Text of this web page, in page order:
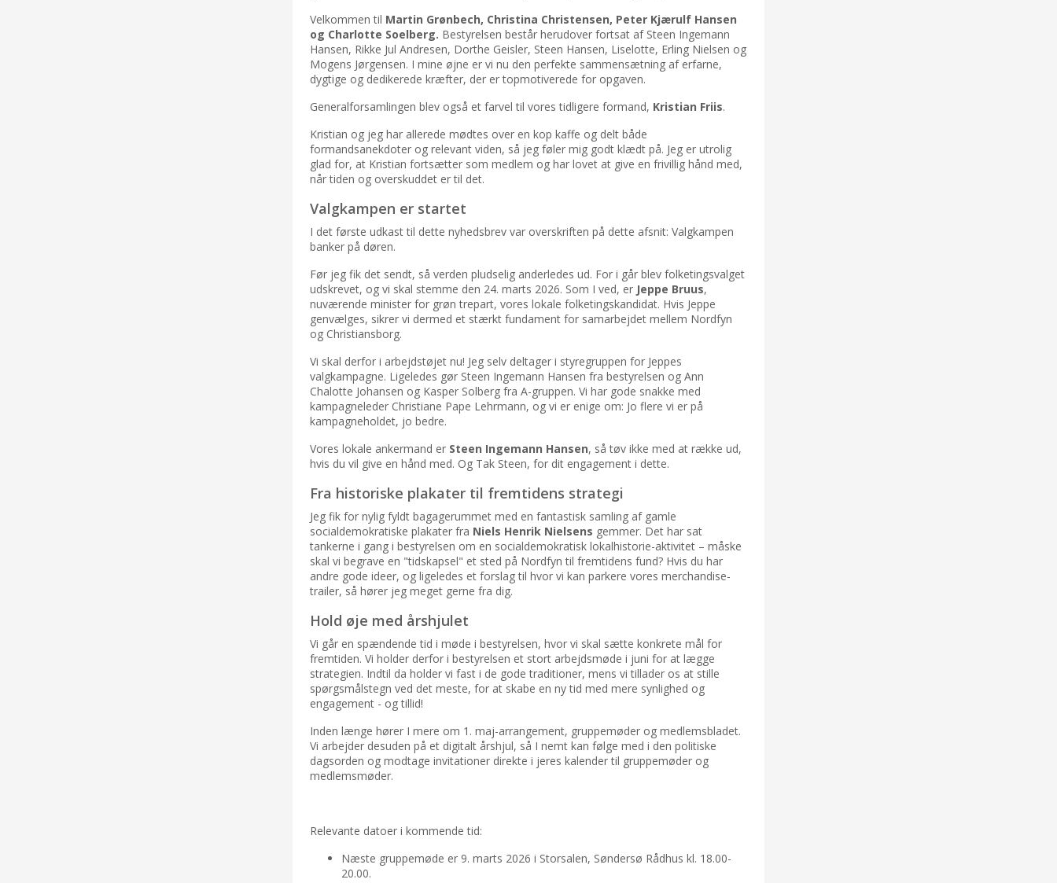
Velkommen til Martin Grønbech, Christina Christensen, Peter Kjærulf Hansen
og Charlotte Soelberg. Bestyrelsen består herudover fortsat af Steen Ingemann
Hansen, Rikke Jul Andresen, Dorthe Geisler, Steen Hansen, Liselotte, Erling Nielsen og
Mogens Jørgensen. I mine øjne er vi nu den perfekte sammensætning af erfarne,
dygtige og dedikerede kræfter, der er topmotiverede for opgaven.
Generalforsamlingen blev også et farvel til vores tidligere formand, Kristian Friis.
Kristian og jeg har allerede mødtes over en kop kaffe og delt både
formandsanekdoter og relevant viden, så jeg føler mig godt klædt på. Jeg er utrolig
glad for, at Kristian fortsætter som medlem og har lovet at give en frivillig hånd med,
når tiden og overskuddet er til det.
Valgkampen er startet
I det første udkast til dette nyhedsbrev var overskriften på dette afsnit: Valgkampen
banker på døren.
Før jeg fik det sendt, så verden pludselig anderledes ud. For i går blev folketingsvalget
udskrevet, og vi skal stemme den 24. marts 2026. Som I ved, er Jeppe Bruus,
nuværende minister for grøn trepart, vores lokale folketingskandidat. Hvis Jeppe
genvælges, sikrer vi dermed et stærkt fundament for samarbejdet mellem Nordfyn
og Christiansborg.
Vi skal derfor i arbejdstøjet nu! Jeg selv deltager i styregruppen for Jeppes
valgkampagne. Ligeledes gør Steen Ingemann Hansen fra bestyrelsen og Ann
Chalotte Johansen og Kasper Solberg fra A-gruppen. Vi har gode snakke med
kampagneleder Christiane Pape Lehrmann, og vi er enige om: Jo flere vi er på
kampagneholdet, jo bedre.
Vores lokale ankermand er Steen Ingemann Hansen, så tøv ikke med at række ud,
hvis du vil give en hånd med. Og Tak Steen, for dit engagement i dette.
Fra historiske plakater til fremtidens strategi
Jeg fik for nylig fyldt bagagerummet med en fantastisk samling af gamle
socialdemokratiske plakater fra Niels Henrik Nielsens gemmer. Det har sat
tankerne i gang i bestyrelsen om en socialdemokratisk lokalhistorie-aktivitet – måske
skal vi begrave en "tidskapsel" et sted på Nordfyn til fremtidens fund? Hvis du har
andre gode ideer, og ligeledes et forslag til hvor vi kan parkere vores merchandise-
trailer, så hører jeg meget gerne fra dig.
Hold øje med årshjulet
Vi går en spændende tid i møde i bestyrelsen, hvor vi skal sætte konkrete mål for
fremtiden. Vi holder derfor i bestyrelsen et stort arbejdsmøde i juni for at lægge
strategien. Indtil da holder vi fast i de gode traditioner, mens vi tillader os at stille
spørgsmålstegn ved det meste, for at skabe en ny tid med mere synlighed og
engagement - og tillid!
Inden længe hører I mere om 1. maj-arrangement, gruppemøder og medlemsbladet.
Vi arbejder desuden på et digitalt årshjul, så I nemt kan følge med i den politiske
dagsorden og modtage invitationer direkte i jeres kalender til gruppemøder og
medlemsmøder.
Relevante datoer i kommende tid:
Næste gruppemøde er 9. marts 2026 i Storsalen, Søndersø Rådhus kl. 18.00-
20.00.